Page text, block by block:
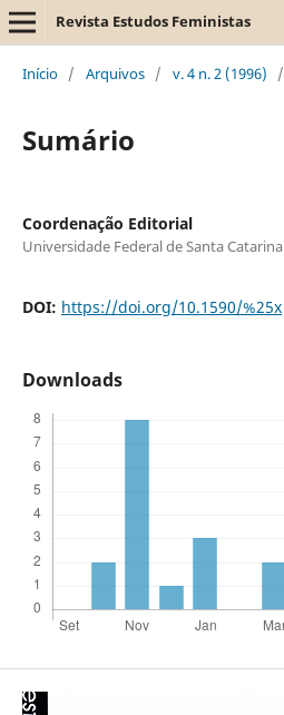
Revista Estudos Feministas
Início / Arquivos / v. 4 n. 2 (1996) /
Sumário
Coordenação Editorial
Universidade Federal de Santa Catarina
DOI: https://doi.org/10.1590/%25x
Downloads